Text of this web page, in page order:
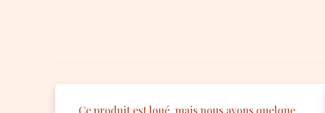
Ce produit est loué, mais nous avons quelque